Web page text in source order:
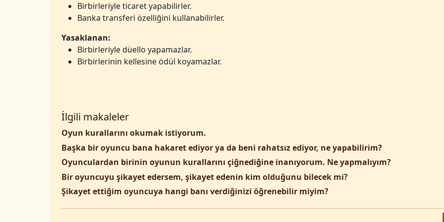
Birbirleriyle ticaret yapabilirler.
Banka transferi özelliğini kullanabilirler.
Yasaklanan:
Birbirleriyle düello yapamazlar.
Birbirlerinin kellesine ödül koyamazlar.
İlgili makaleler
Oyun kurallarını okumak istiyorum.
Başka bir oyuncu bana hakaret ediyor ya da beni rahatsız ediyor, ne yapabilirim?
Oyunculardan birinin oyunun kurallarını çiğnediğine inanıyorum. Ne yapmalıyım?
Bir oyuncuyu şikayet edersem, şikayet edenin kim olduğunu bilecek mi?
Şikayet ettiğim oyuncuya hangi banı verdiğinizi öğrenebilir miyim?